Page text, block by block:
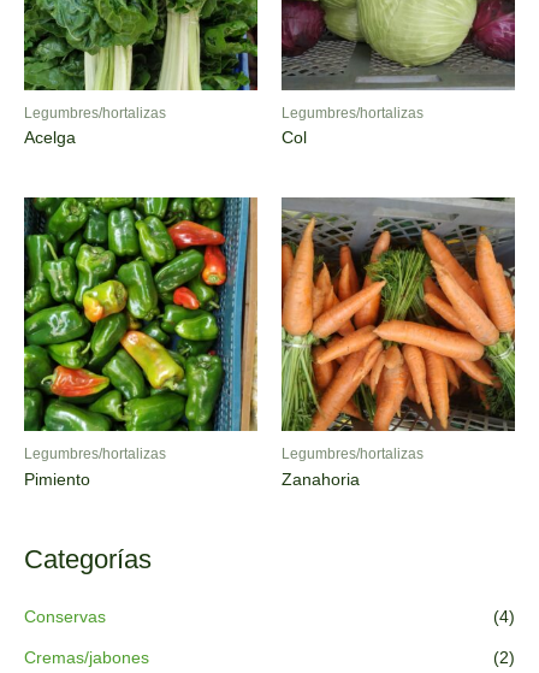
Legumbres/hortalizas
Acelga
Legumbres/hortalizas
Col
Legumbres/hortalizas
Pimiento
Legumbres/hortalizas
Zanahoria
Categorías
Conservas (4)
Cremas/jabones (2)